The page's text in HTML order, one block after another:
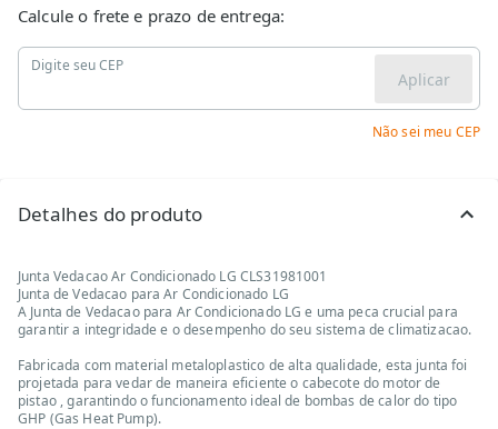
Calcule o frete e prazo de entrega:
Digite seu CEP
Aplicar
Não sei meu CEP
Detalhes do produto
Junta Vedacao Ar Condicionado LG CLS31981001
Junta de Vedacao para Ar Condicionado LG
A Junta de Vedacao para Ar Condicionado LG e uma peca crucial para
garantir a integridade e o desempenho do seu sistema de climatizacao.
Fabricada com material metaloplastico de alta qualidade, esta junta foi
projetada para vedar de maneira eficiente o cabecote do motor de
pistao , garantindo o funcionamento ideal de bombas de calor do tipo
GHP (Gas Heat Pump).